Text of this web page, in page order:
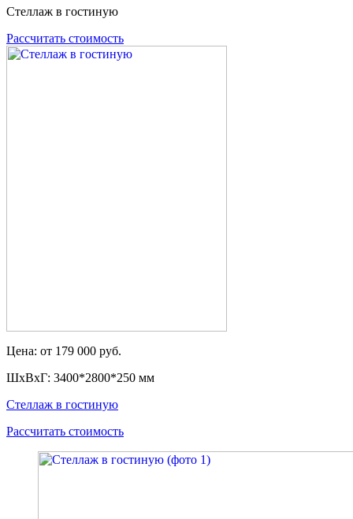
Стеллаж в гостиную
Рассчитать стоимость
Цена: от 179 000 руб.
ШxВxГ: 3400*2800*250 мм
Стеллаж в гостиную
Рассчитать стоимость